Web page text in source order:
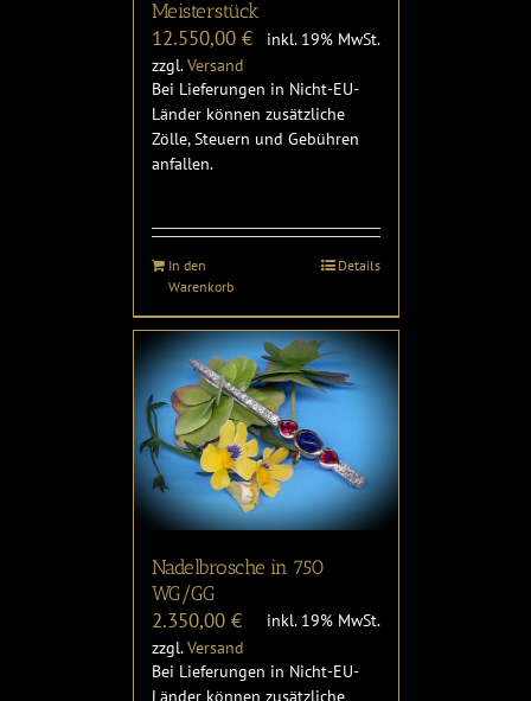
Meisterstück
12.550,00 €
inkl. 19% MwSt.
zzgl.Versand
Bei Lieferungen in Nicht-EU-
Länder können zusätzliche
Zölle, Steuern und Gebühren
anfallen.
In den
Warenkorb
Details
Nadelbrosche in 750
WG/GG
2.350,00 €
inkl. 19% MwSt.
zzgl.Versand
Bei Lieferungen in Nicht-EU-
Länder können zusätzliche